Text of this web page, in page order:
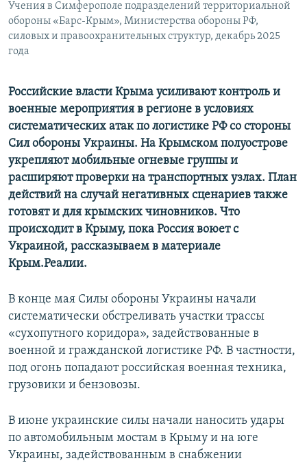
Учения в Симферополе подразделений территориальной
обороны «Барс-Крым», Министерства обороны РФ,
силовых и правоохранительных структур, декабрь 2025
года
Российские власти Крыма усиливают контроль и
военные мероприятия в регионе в условиях
систематических атак по логистике РФ со стороны
Сил обороны Украины. На Крымском полуострове
укрепляют мобильные огневые группы и
расширяют проверки на транспортных узлах. План
действий на случай негативных сценариев также
готовят и для крымских чиновников. Что
происходит в Крыму, пока Россия воюет с
Украиной, рассказываем в материале
Крым.Реалии.
В конце мая Силы обороны Украины начали
систематически обстреливать участки трассы
«сухопутного коридора», задействованные в
военной и гражданской логистике РФ. В частности,
под огонь попадают российская военная техника,
грузовики и бензовозы.
В июне украинские силы начали наносить удары
по автомобильным мостам в Крыму и на юге
Украины, задействованным в снабжении